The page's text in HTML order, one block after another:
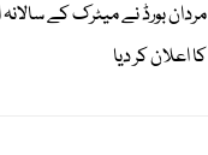
مردان بورڈ نے میٹرک کے
کا اعلان کر دیا